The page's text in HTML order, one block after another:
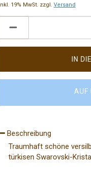
19% MwSt. zzgl. Versand
AUF
Beschreibung
Traumhaft schöne
türkisen Swarovski-